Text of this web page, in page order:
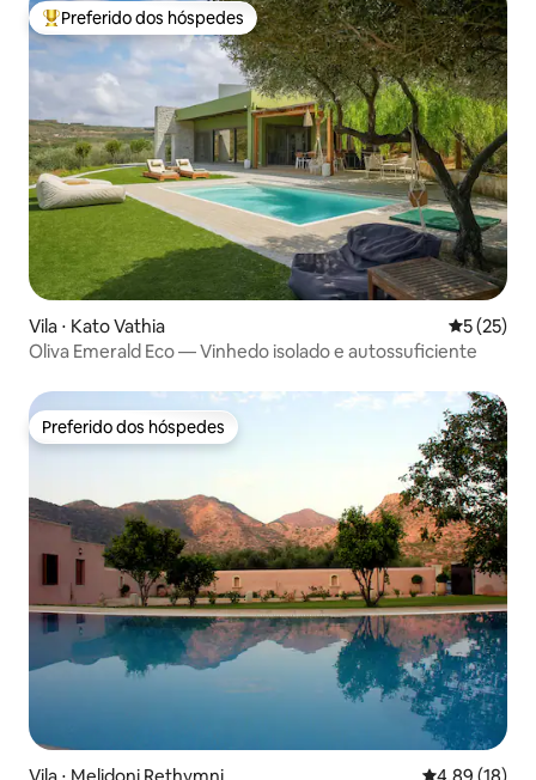
Entre os melhores preferidos dos hóspedes
Preferido dos hóspedes
Vila ⋅ Kato Vathia 5 de uma
5 (25)
Oliva Emerald Eco — Vinhedo isolado e autossuficiente
Preferido dos hóspedes
Preferido dos hóspedes